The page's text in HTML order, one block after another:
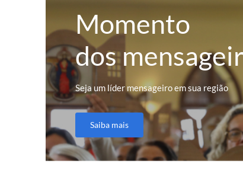
Momento
dos
Seja um líder mensageiro em sua região
Saiba mais